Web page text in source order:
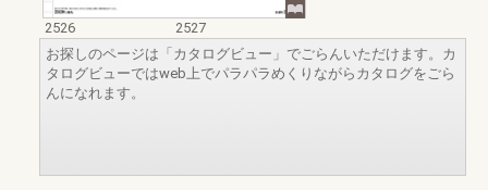
2526
2527
お探しのページは「カタログビュー」でごらんいただけます。カ
タログビューではweb上でパラパラめくりながらカタログをごら
んになれます。